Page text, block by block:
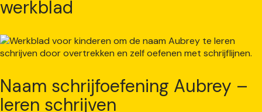
werkblad
Naam schrijfoefening Aubrey –
leren schrijven